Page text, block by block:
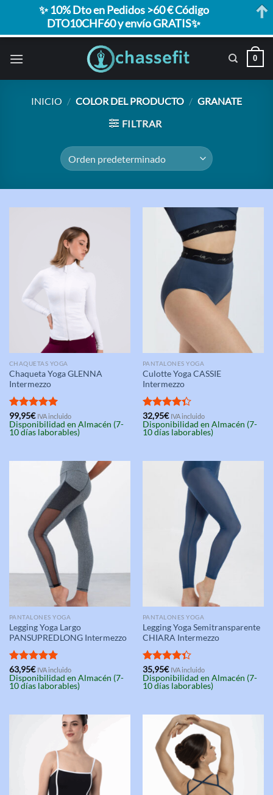
0
INICIO / COLOR DEL PRODUCTO / GRANATE
FILTRAR
CHAQUETAS YOGA
Chaqueta Yoga GLENNA
Intermezzo
Valorado
con5.00
de 5
99,95€ IVA incluido
Disponibilidad en Almacén (7-
10 días laborables)
PANTALONES YOGA
Culotte Yoga CASSIE
Intermezzo
Valorado
con4.33
de 5
32,95€ IVA incluido
Disponibilidad en Almacén (7-
10 días laborables)
PANTALONES YOGA
Legging Yoga Largo
PANSUPREDLONG Intermezzo
Valorado
con5.00
de 5
63,95€ IVA incluido
Disponibilidad en Almacén (7-
10 días laborables)
PANTALONES YOGA
Legging Yoga Semitransparente
CHIARA Intermezzo
Valorado
con4.33
de 5
35,95€ IVA incluido
Disponibilidad en Almacén (7-
10 días laborables)
✨ 10% Dto en Pedidos >60 € Código
DTO10CHF60 y envío GRATIS✨